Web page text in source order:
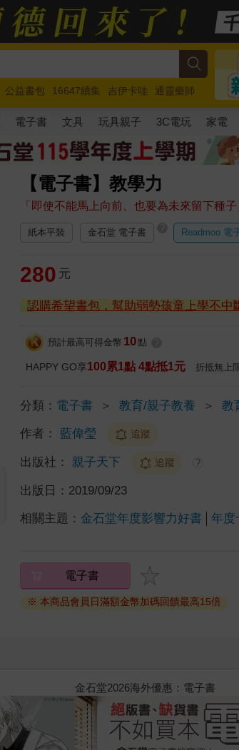
公益書包 16647續集 吉伊卡哇
通靈藥師
玩具總動員5 超慢跑
電子書 文具 玩具親子 3C電玩 家電
【電子書】教學力
「即使不能馬上向前、也要為未來留下種
紙本平裝 金石堂 電子書 Readmoo 電
280 元
認購希望書包，幫助弱勢孩童上學不中
預計最高可得金幣 10 點
HAPPY GO享100累1點 4點抵1元 折抵無上
分類： 電子書 ＞ 教育/親子教養 ＞ 教
作者： 藍偉瑩 追蹤
出版社： 親子天下 追蹤 ?
出版日： 2019/09/23
相關主題：金石堂年度影響力好書 年度
電子書
※ 本商品會員日滿額金幣加碼回饋最高15倍
2026金石堂暑假漫博〈你好，我吃